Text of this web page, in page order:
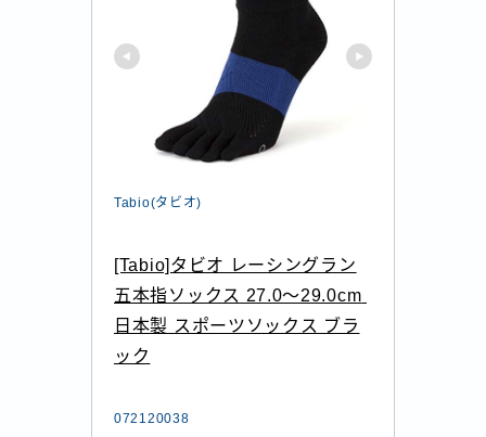
Tabio(タビオ)
[Tabio]タビオ レーシングラン
五本指ソックス 27.0～29.0cm
日本製 スポーツソックス ブラ
ック
072120038